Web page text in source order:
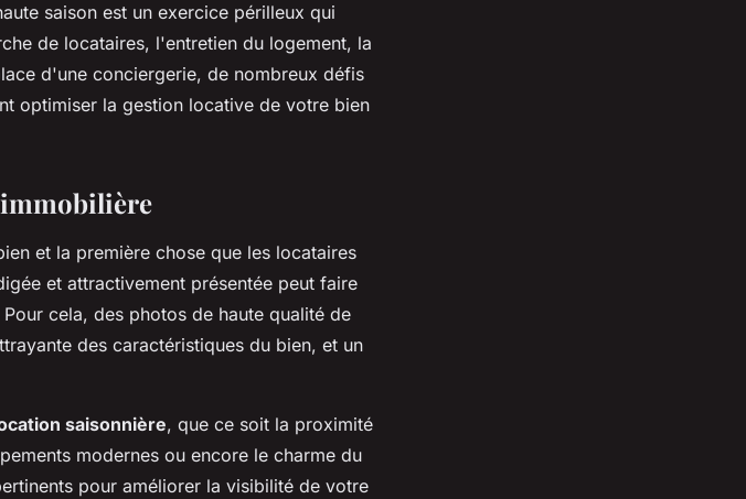
saison est un exercice périlleux qui
de locataires, l'entretien du logement, la
d'une conciergerie, de nombreux défis
optimiser la gestion locative de votre bien
immobilière
et la première chose que les locataires
et attractivement présentée peut faire
cela, des photos de haute qualité de
des caractéristiques du bien, et un
saisonnière, que ce soit la proximité
modernes ou encore le charme du
pour améliorer la visibilité de votre